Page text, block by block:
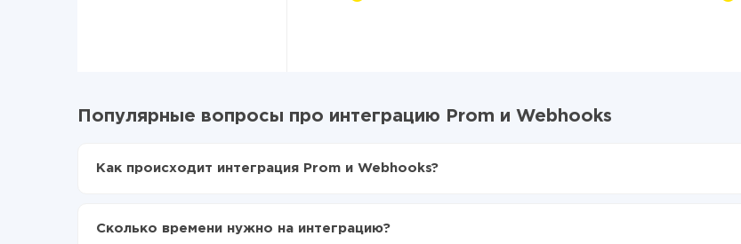
Популярные вопросы про интеграцию Prom и Webhooks
Как происходит интеграция Prom и Webhooks?
Включаете автообновление
Сколько времени нужно на интеграцию?